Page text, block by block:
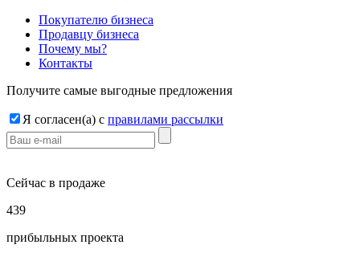
Покупателю бизнеса
Продавцу бизнеса
Почему мы?
Контакты
Получите самые выгодные предложения
Я согласен(a) с правилами рассылки
Сейчас в продаже
439
прибыльных проекта